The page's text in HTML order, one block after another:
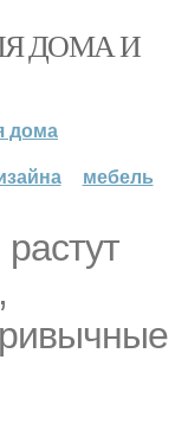
ДОМА И
дома
мебель